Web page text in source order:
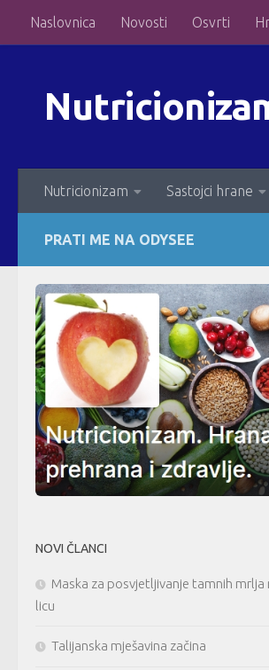
Skip to content
Naslovnica Novosti Osvrti
Nutricionizam Sastojci hrane
PRATI ME NA ODYSEE
NOVI ČLANCI
Maska za posvjetljivanje tamnih mrlja
licu
Talijanska mješavina začina